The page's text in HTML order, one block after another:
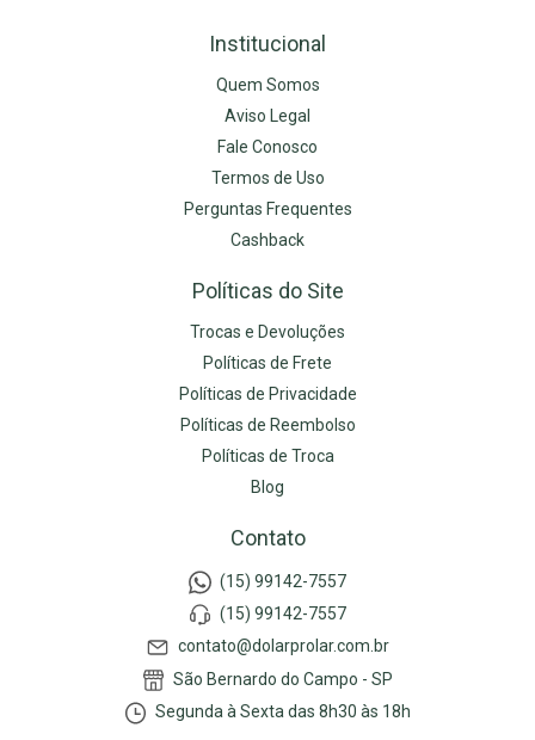
Institucional
Quem Somos
Aviso Legal
Fale Conosco
Termos de Uso
Perguntas Frequentes
Cashback
Políticas do Site
Trocas e Devoluções
Políticas de Frete
Políticas de Privacidade
Políticas de Reembolso
Políticas de Troca
Blog
Contato
(15) 99142-7557
(15) 99142-7557
contato@dolarprolar.com.br
São Bernardo do Campo - SP
Segunda à Sexta das 8h30 às 18h